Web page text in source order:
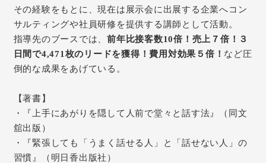
その経験をもとに、現在は展示会に出展する企業へコン
サルティングや社員研修を提供する講師として活動。
指導先のブースでは、 前年比接客数10倍！売上７倍！３
日間で4,471枚のリードを獲得！費用対効果５倍！ など圧
倒的な成果をあげている。
【著書】
・『上手にあがりを隠して人前で堂々と話す法』（同文
舘出版）
・『緊張しても「うまく話せる人」と「話せない人」の
習慣』（明日香出版社）